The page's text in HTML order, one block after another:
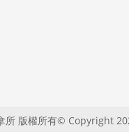
所 版權所有© Copyright